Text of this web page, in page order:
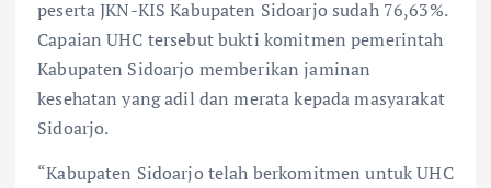
peserta JKN-KIS Kabupaten Sidoarjo sudah 76,63%.
Capaian UHC tersebut bukti komitmen pemerintah
Kabupaten Sidoarjo memberikan jaminan
kesehatan yang adil dan merata kepada masyarakat
Sidoarjo.
“Kabupaten Sidoarjo telah berkomitmen untuk UHC